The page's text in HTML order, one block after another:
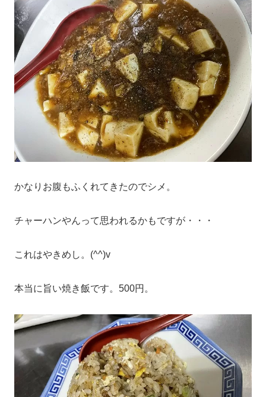
かなりお腹もふくれてきたのでシメ。
チャーハンやんって思われるかもですが・・・
これはやきめし。(^^)v
本当に旨い焼き飯です。500円。